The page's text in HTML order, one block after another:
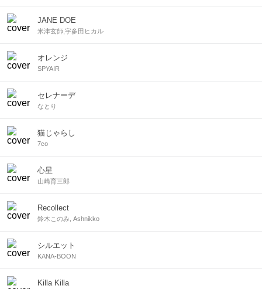
JANE DOE
米津玄師,宇多田ヒカル
オレンジ
SPYAIR
セレナーデ
なとり
猫じゃらし
7co
心星
山崎育三郎
Recollect
鈴木このみ, Ashnikko
シルエット
KANA-BOON
Killa Killa